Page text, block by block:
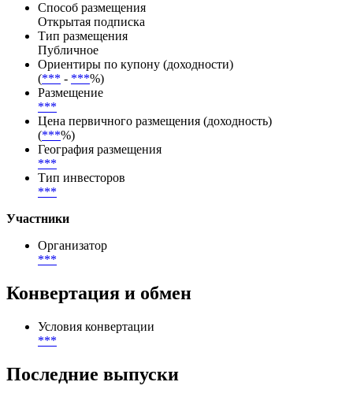
Способ размещения
Открытая подписка
Тип размещения
Публичное
Ориентиры по купону (доходности)
(*** - ***%)
Размещение
***
Цена первичного размещения (доходность)
(***%)
География размещения
***
Тип инвесторов
***
Участники
Организатор
***
Конвертация и обмен
Условия конвертации
***
Последние выпуски